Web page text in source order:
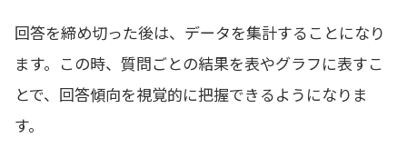
回答を締め切った後は、データを集計することになり
ます。この時、質問ごとの結果を表やグラフに表すこ
とで、回答傾向を視覚的に把握できるようになりま
す。